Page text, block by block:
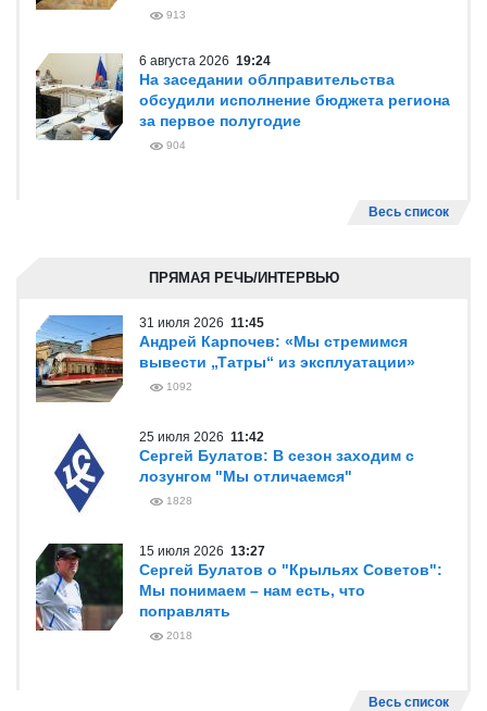
913
6 августа 2026 19:24
На заседании облправительства
обсудили исполнение бюджета региона
за первое полугодие
904
Весь список
ПРЯМАЯ РЕЧЬ/ИНТЕРВЬЮ
31 июля 2026 11:45
Андрей Карпочев: «Мы стремимся
вывести „Татры“ из эксплуатации»
1092
25 июля 2026 11:42
Сергей Булатов: В сезон заходим с
лозунгом "Мы отличаемся"
1828
15 июля 2026 13:27
Сергей Булатов о "Крыльях Советов":
Мы понимаем – нам есть, что
поправлять
2018
Весь список